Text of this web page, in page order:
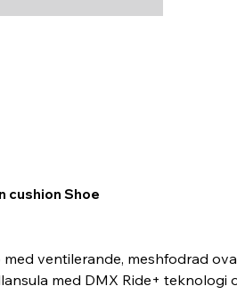
cushion Shoe
ventilerande, meshfodrad
med DMX Ride+ teknologi